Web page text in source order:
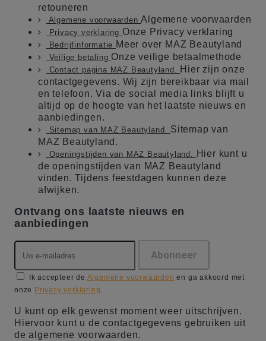
retouneren
Algemene voorwaardenAlgemene voorwaarden
Privacy verklaring Onze Privacy verklaring
Bedrijfinformatie Meer over MAZ Beautyland
Veilige betaling Onze veilige betaalmethode
Contact pagina MAZ Beautyland.
Hier zijn onze
contactgegevens. Wij zijn bereikbaar via mail
en telefoon. Via de social media links blijft u
altijd op de hoogte van het laatste nieuws en
aanbiedingen.
Sitemap van MAZ Beautyland. Sitemap van
MAZ Beautyland.
Openingstijden van MAZ Beautyland.
Hier kunt u
de openingstijden van MAZ Beautyland
vinden. Tijdens feestdagen kunnen deze
afwijken.
Ontvang ons laatste nieuws en
aanbiedingen
Ik accepteer de Algemene voorwaarden en ga akkoord met
onze Privacy verklaring.
U kunt op elk gewenst moment weer uitschrijven.
Hiervoor kunt u de contactgegevens gebruiken uit
de algemene voorwaarden.